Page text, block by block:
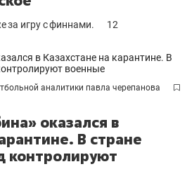
за игру с финнами. 12
аналитики павла черепанова
оказался в
В стране
контролируют